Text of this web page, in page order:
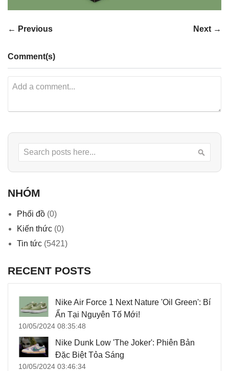
← Previous Next →
Comment(s)
Search
NHÓM
Phối đồ (0)
Kiến thức (0)
Tin tức (5421)
RECENT POSTS
Nike Air Force 1 Next Nature 'Oil Green': Bí
Ẩn Tại Nguyên Tố Mới!
10/05/2024 08:35:48
Nike Dunk Low 'The Joker': Phiên Bản
Đặc Biệt Tỏa Sáng
10/05/2024 03:46:34